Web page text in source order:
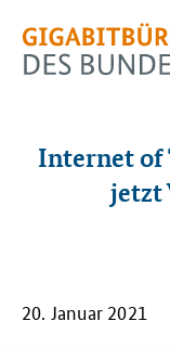
Internet of
jetzt
20. Januar 2021